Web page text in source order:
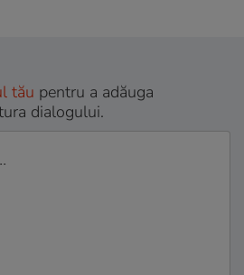
tău pentru a adăuga
dialogului.